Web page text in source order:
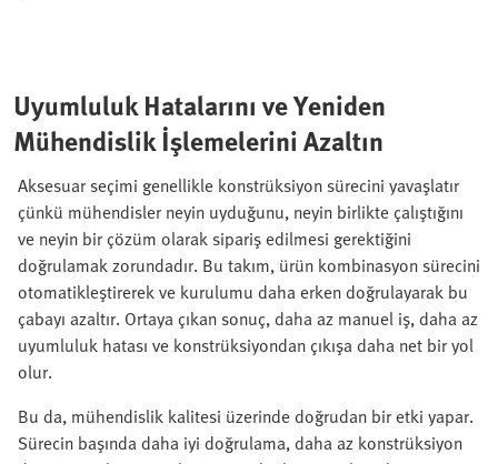
Uyumluluk Hatalarını ve Yeniden
Mühendislik İşlemelerini Azaltın
Aksesuar seçimi genellikle konstrüksiyon sürecini yavaşlatır
çünkü mühendisler neyin uyduğunu, neyin birlikte çalıştığını
ve neyin bir çözüm olarak sipariş edilmesi gerektiğini
doğrulamak zorundadır. Bu takım, ürün kombinasyon sürecini
otomatikleştirerek ve kurulumu daha erken doğrulayarak bu
çabayı azaltır. Ortaya çıkan sonuç, daha az manuel iş, daha az
uyumluluk hatası ve konstrüksiyondan çıkışa daha net bir yol
olur.
Bu da, mühendislik kalitesi üzerinde doğrudan bir etki yapar.
Sürecin başında daha iyi doğrulama, daha az konstrüksiyon